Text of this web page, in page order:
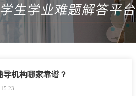
导机构哪家靠谱？